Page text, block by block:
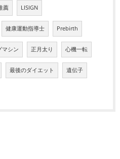
薦 LISIGN
健康運動指導士 Prebirth
マシン 正月太り 心機一転
最後のダイエット 遺伝子